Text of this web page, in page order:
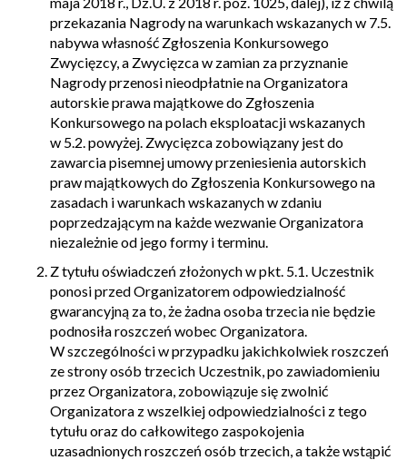
przekazania Nagrody na warunkach wskazanych w 7.5.
nabywa własność Zgłoszenia Konkursowego
Zwycięzcy, a Zwycięzca w zamian za przyznanie
Nagrody przenosi nieodpłatnie na Organizatora
autorskie prawa majątkowe do Zgłoszenia
Konkursowego na polach eksploatacji wskazanych
w 5.2. powyżej. Zwycięzca zobowiązany jest do
zawarcia pisemnej umowy przeniesienia autorskich
praw majątkowych do Zgłoszenia Konkursowego na
zasadach i warunkach wskazanych w zdaniu
poprzedzającym na każde wezwanie Organizatora
niezależnie od jego formy i terminu.
Z tytułu oświadczeń złożonych w pkt. 5.1. Uczestnik
ponosi przed Organizatorem odpowiedzialność
gwarancyjną za to, że żadna osoba trzecia nie będzie
podnosiła roszczeń wobec Organizatora.
W szczególności w przypadku jakichkolwiek roszczeń
ze strony osób trzecich Uczestnik, po zawiadomieniu
przez Organizatora, zobowiązuje się zwolnić
Organizatora z wszelkiej odpowiedzialności z tego
tytułu oraz do całkowitego zaspokojenia
uzasadnionych roszczeń osób trzecich, a także wstąpić